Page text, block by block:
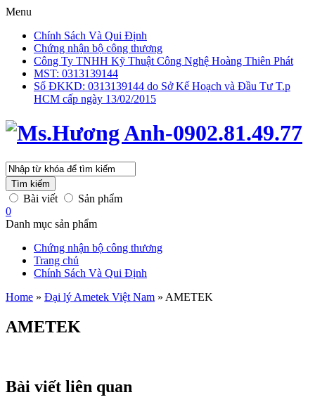
Menu
Chính Sách Và Qui Định
Chứng nhận bộ công thương
Công Ty TNHH Kỹ Thuật Công Nghệ Hoàng Thiên Phát
MST: 0313139144
Số ĐKKD: 0313139144 do Sở Kế Hoạch và Đầu Tư T.p
HCM cấp ngày 13/02/2015
Tìm kiếm
Bài viết
Sản phẩm
0
Danh mục sản phẩm
Chứng nhận bộ công thương
Trang chủ
Chính Sách Và Qui Định
Home » Đại lý Ametek Việt Nam » AMETEK
AMETEK
Bài viết liên quan